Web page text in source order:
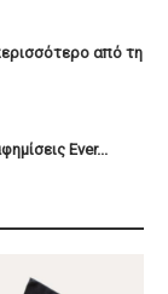
από τη
Ever...